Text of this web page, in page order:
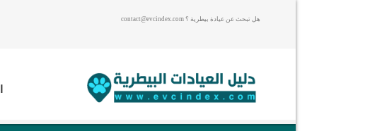
هل تبحث عن عيادة بيطرية ؟ contact@evcindex.com